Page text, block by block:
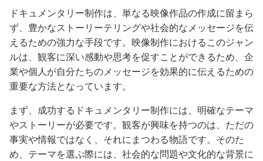
ドキュメンタリー制作は、単なる映像作品の作成に留まら
ず、豊かなストーリーテリングや社会的なメッセージを伝
えるための強力な手段です。映像制作におけるこのジャン
ルは、観客に深い感動や思考を促すことができるため、企
業や個人が自分たちのメッセージを効果的に伝えるための
重要な方法となっています。
まず、成功するドキュメンタリー制作には、明確なテーマ
やストーリーが必要です。観客が興味を持つのは、ただの
事実や情報ではなく、それにまつわる物語です。そのた
め、テーマを選ぶ際には、社会的な問題や文化的な背景に